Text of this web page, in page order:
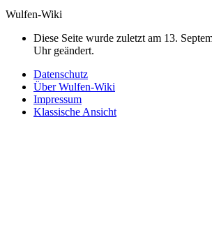
Wulfen-Wiki
Diese Seite wurde zuletzt am 13.
Uhr geändert.
Datenschutz
Über Wulfen-Wiki
Impressum
Klassische Ansicht